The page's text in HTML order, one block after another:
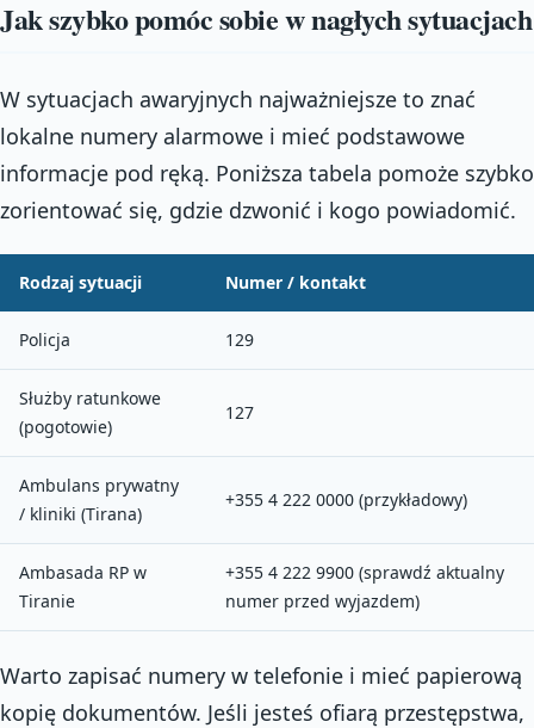
Jak szybko pomóc sobie w nagłych sytuacjach
W sytuacjach awaryjnych najważniejsze to znać
lokalne numery alarmowe i mieć podstawowe
informacje pod ręką. Poniższa tabela pomoże szybko
zorientować się, gdzie dzwonić i kogo powiadomić.
Rodzaj sytuacji Numer / kontakt
Policja 129
Służby ratunkowe
(pogotowie)
127
Ambulans prywatny
/ kliniki (Tirana)
+355 4 222 0000 (przykładowy)
Ambasada RP w
Tiranie
+355 4 222 9900 (sprawdź aktualny
numer przed wyjazdem)
Warto zapisać numery w telefonie i mieć papierową
kopię dokumentów. Jeśli jesteś ofiarą przestępstwa,